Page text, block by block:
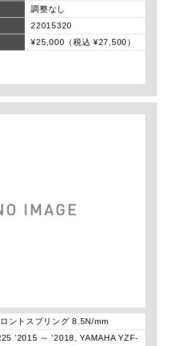
調整なし
22015320
¥25,000（税込 ¥27,500）
ントスプリング 8.5N/mm
'2015 ～ '2018, YAMAHA YZF-